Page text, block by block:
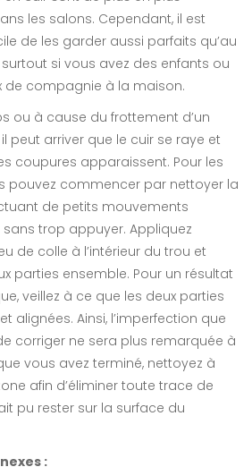
les salons. Cependant, il est
de les garder aussi parfaits qu’au
si vous avez des enfants ou
de compagnie à la maison.
ou à cause du frottement d’un
peut arriver que le cuir se raye et
coupures apparaissent. Pour les
pouvez commencer par nettoyer la
de petits mouvements
trop appuyer. Appliquez
de colle à l’intérieur du trou et
parties ensemble. Pour un résultat
veillez à ce que les deux parties
alignées. Ainsi, l’imperfection que
corriger ne sera plus remarquée à
vous avez terminé, nettoyez à
afin d’éliminer toute trace de
pu rester sur la surface du
: